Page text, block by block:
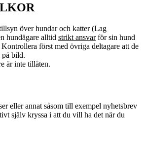
över hundar och katter (Lag
hundägare alltid strikt ansvarför sin hund
först med övriga deltagare att de
bild.
är inte tillåten.
eller annat såsom till exempel nyhetsbrev
själv kryssa i att du vill ha det när du